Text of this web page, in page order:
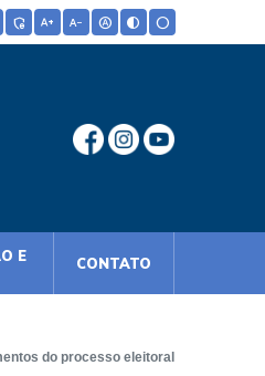
admin_panel_settings text_increase text_decrease hdr_auto contrast circle
E
CONTATO
do processo eleitoral